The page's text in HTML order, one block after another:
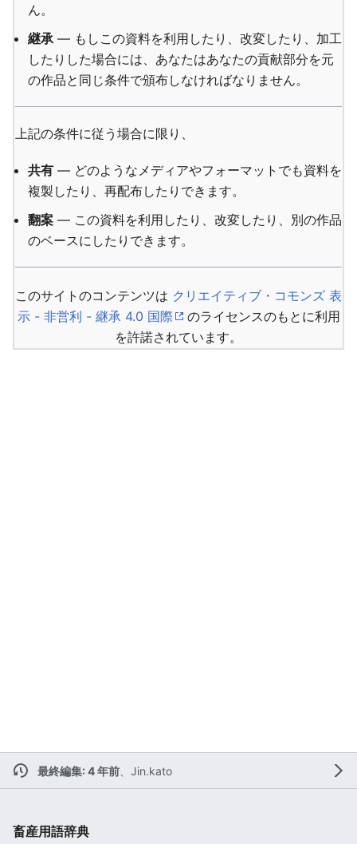
ん。
継承— もしこの資料を利用したり、改変したり、加工
したりした場合には、あなたはあなたの貢献部分を元
の作品と同じ条件で頒布しなければなりません。
上記の条件に従う場合に限り、
共有 — どのようなメディアやフォーマットでも資料を
複製したり、再配布したりできます。
翻案 — この資料を利用したり、改変したり、別の作品
のベースにしたりできます。
このサイトのコンテンツは クリエイティブ・コモンズ 表
示 - 非営利 - 継承 4.0 国際
のライセンスのもとに利用
を許諾されています。
最終編集: 4 年前、 Jin.kato
畜産用語辞典